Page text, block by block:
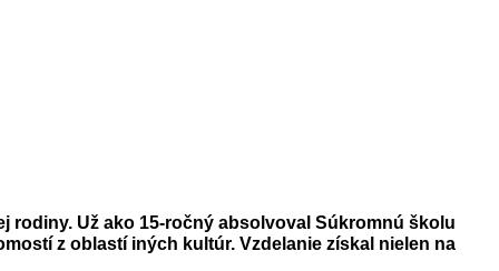
rodiny. Už ako 15-ročný absolvoval Súkromnú školu
z oblastí iných kultúr. Vzdelanie získal nielen na